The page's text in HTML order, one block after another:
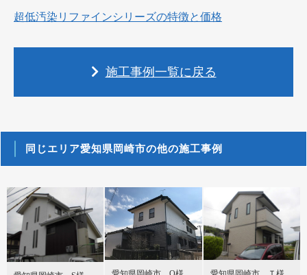
超低汚染リファインシリーズの特徴と価格
施工事例一覧に戻る
同じエリア愛知県岡崎市の他の施工事例